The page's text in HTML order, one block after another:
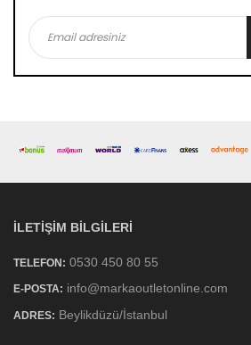
İLETIŞIM BILGILERI
TELEFON: 0530 450 80 55
E-POSTA: info@markaoutletonline.com
ADRES: Beylikdüzü/İstanbul